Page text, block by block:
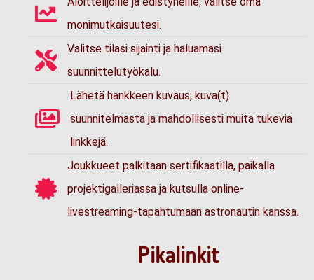
monimutkaisuutesi.
Valitse tilasi sijainti ja haluamasi
suunnittelutyökalu.
Lähetä hankkeen kuvaus, kuva(t)
suunnitelmasta ja mahdollisesti muita tukevia
linkkejä.
Joukkueet palkitaan sertifikaatilla, paikalla
projektigalleriassa ja kutsulla online-
livestreaming-tapahtumaan astronautin kanssa.
Pikalinkit